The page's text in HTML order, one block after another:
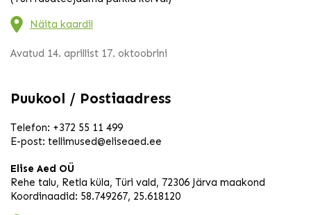
Näita kaardil
Avatud 14. aprillist 17. oktoobrini
Puukool / Postiaadress
Telefon: +372 55 11 499
E-post: tellimused@eliseaed.ee
Elise Aed OÜ
Rehe talu, Retla küla, Türi vald, 72306 Järva maakond
Koordinaadid: 58.749267, 25.618120